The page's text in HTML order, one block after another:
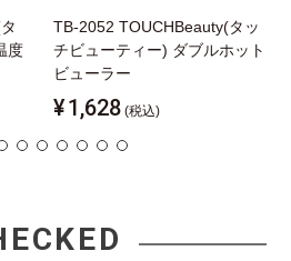
度
TB-2052 TOUCHBeauty(タッ
チビューティー) ダブルホット
ビューラー
¥1,628 (税込)